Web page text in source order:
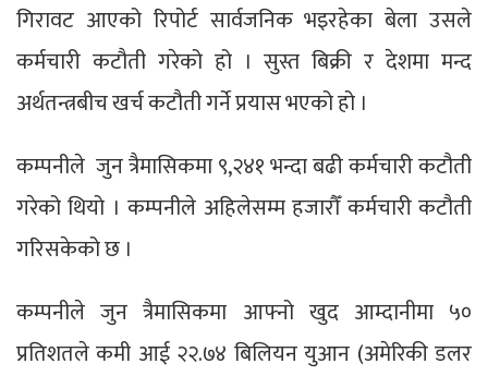
गिरावट आएको रिपोर्ट सार्वजनिक भइरहेका बेला उसले
कर्मचारी कटौती गरेको हो । सुस्त बिक्री र देशमा मन्द
अर्थतन्त्रबीच खर्च कटौती गर्ने प्रयास भएको हो ।
कम्पनीले जुन त्रैमासिकमा ९,२४१ भन्दा बढी कर्मचारी कटौती
गरेको थियो । कम्पनीले अहिलेसम्म हजारौँ कर्मचारी कटौती
गरिसकेको छ ।
कम्पनीले जुन त्रैमासिकमा आफ्नो खुद आम्दानीमा ५०
प्रतिशतले कमी आई २२.७४ बिलियन युआन (अमेरिकी डलर